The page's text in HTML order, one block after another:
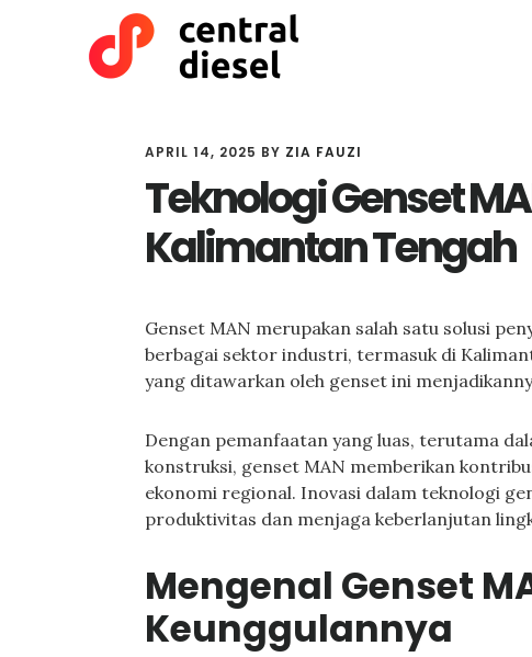
APRIL 14, 2025 BY ZIA FAUZI
Teknologi Genset
Kalimantan Tengah
Genset MAN merupakan salah satu solusi
berbagai sektor industri, termasuk di
yang ditawarkan oleh genset ini
Dengan pemanfaatan yang luas, terutama
konstruksi, genset MAN memberikan
ekonomi regional. Inovasi dalam teknologi
produktivitas dan menjaga keberlanjutan
Mengenal Genset
Keunggulannya